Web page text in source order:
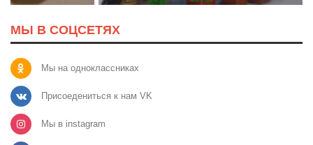
МЫ В СОЦСЕТЯХ
Мы на одноклассниках
Присоедениться к нам VK
Мы в instagram